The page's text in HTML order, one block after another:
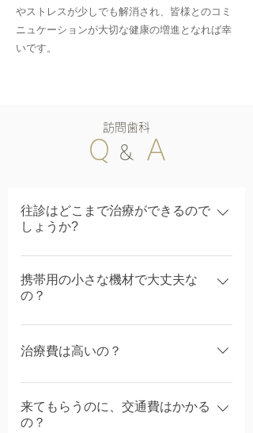
やストレスが少しでも解消され、皆様とのコミ
ニュケーションが大切な健康の増進となれば幸
いです。
訪問歯科
Q & A
往診はどこまで治療ができるので
しょうか?
れ歯などの治療が可能です。実際にはレン
トゲンを撮ったり、切削器で歯を削った
携帯用の小さな機材で大丈夫な
の？
ので、性能には問題ないと考えます。
治療費は高いの？
生活保護を受けられている方、障害をお持
ちの方なども助成が適用になります。
来てもらうのに、交通費はかかる
の？